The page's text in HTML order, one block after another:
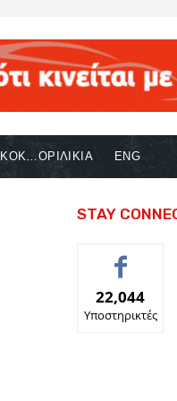
ΚΟΚ…ΟΡΙΛΙΚΙΑ ENG
STAY
22,044
Υποστηρικτές